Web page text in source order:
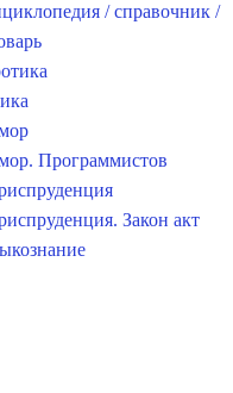
/ справочник /
Программистов
Закон акт